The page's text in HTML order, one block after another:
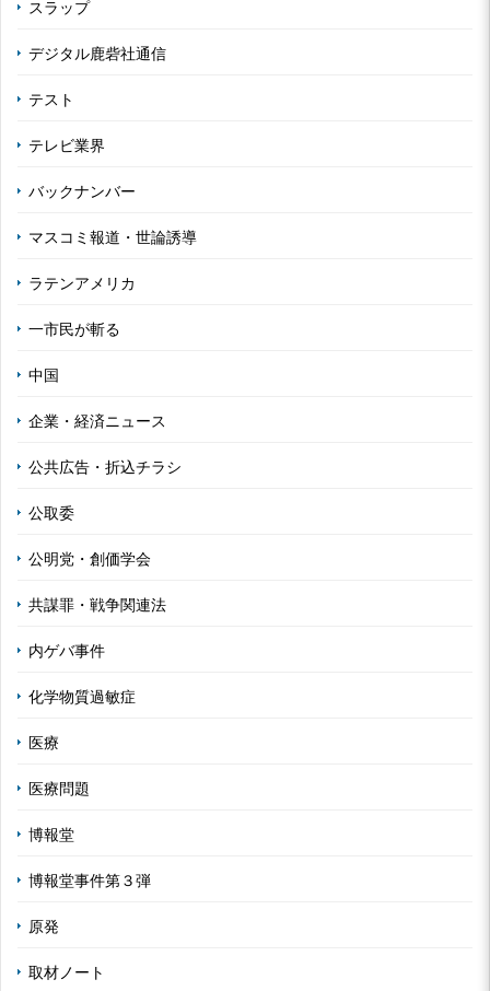
スラップ
デジタル鹿砦社通信
テスト
テレビ業界
バックナンバー
マスコミ報道・世論誘導
ラテンアメリカ
一市民が斬る
中国
企業・経済ニュース
公共広告・折込チラシ
公取委
公明党・創価学会
共謀罪・戦争関連法
内ゲバ事件
化学物質過敏症
医療
医療問題
博報堂
博報堂事件第３弾
原発
取材ノート